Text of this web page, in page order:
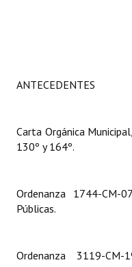
Organigrama
Informes de Gestión
Dictámenes Asesoría
Informes de Unidad
ANTECEDENTES
Carta Orgánica
130º y 164º.
Ordenanza 1744-CM-
Públicas.
Ordenanza 3119-